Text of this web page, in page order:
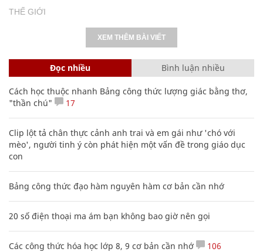
THẾ GIỚI
XEM THÊM BÀI VIẾT
Đọc nhiều Bình luận nhiều
Cách học thuộc nhanh Bảng công thức lượng giác bằng thơ,
"thần chú"
17
Clip lột tả chân thực cảnh anh trai và em gái như 'chó với
mèo', người tinh ý còn phát hiện một vấn đề trong giáo dục
con
Bảng công thức đạo hàm nguyên hàm cơ bản cần nhớ
20 số điện thoại ma ám bạn không bao giờ nên gọi
Các công thức hóa học lớp 8, 9 cơ bản cần nhớ 106